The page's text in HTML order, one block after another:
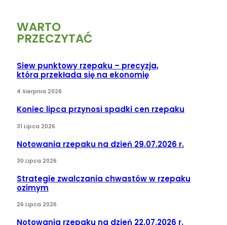
WARTO
PRZECZYTAĆ
Siew punktowy rzepaku – precyzja,
która przekłada się na ekonomię
4 Sierpnia 2026
Koniec lipca przynosi spadki cen rzepaku
31 Lipca 2026
Notowania rzepaku na dzień 29.07.2026 r.
30 Lipca 2026
Strategie zwalczania chwastów w rzepaku
ozimym
26 Lipca 2026
Notowania rzepaku na dzień 22.07.2026 r.